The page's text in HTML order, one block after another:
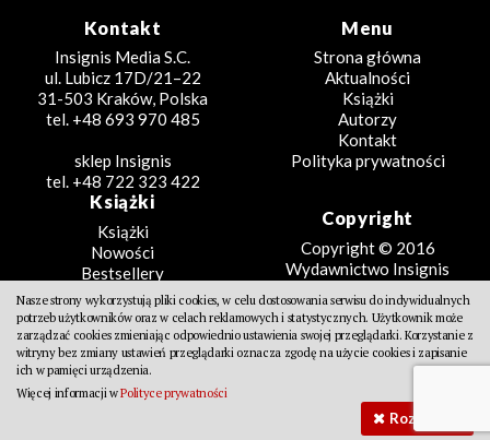
Kontakt
Insignis Media S.C.
ul. Lubicz 17D/21–22
31-503 Kraków, Polska
tel. +48 693 970 485
sklep Insignis
tel. +48 722 323 422
Menu
Strona główna
Aktualności
Książki
Autorzy
Kontakt
Polityka prywatności
Książki
Książki
Nowości
Bestsellery
Zapowiedzi
Beletrystyka
Fantastyka
Literatura faktu
Poradniki
Kreatywne
Copyright
Copyright © 2016
Wydawnictwo Insignis
Projekt
Design Partners
Nasze strony wykorzystują pliki cookies, w celu dostosowania serwisu do indywidualnych
potrzeb użytkowników oraz w celach reklamowych i statystycznych. Użytkownik może
zarządzać cookies zmieniając odpowiednio ustawienia swojej przeglądarki. Korzystanie z
witryny bez zmiany ustawień przeglądarki oznacza zgodę na użycie cookies i zapisanie
ich w pamięci urządzenia.
Więcej informacji wPolityce prywatności
Rozumiem